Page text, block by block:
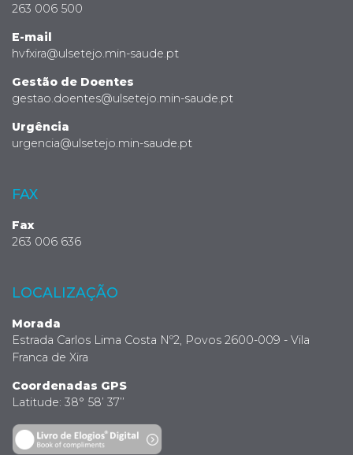
263 006 500
E-mail
hvfxira@ulsetejo.min-saude.pt
Gestão de Doentes
gestao.doentes@ulsetejo.min-saude.pt
Urgência
urgencia@ulsetejo.min-saude.pt
FAX
Fax
263 006 636
LOCALIZAÇÃO
Morada
Estrada Carlos Lima Costa Nº2, Povos 2600-009 - Vila
Franca de Xira
Coordenadas GPS
Latitude: 38° 58’ 37’’